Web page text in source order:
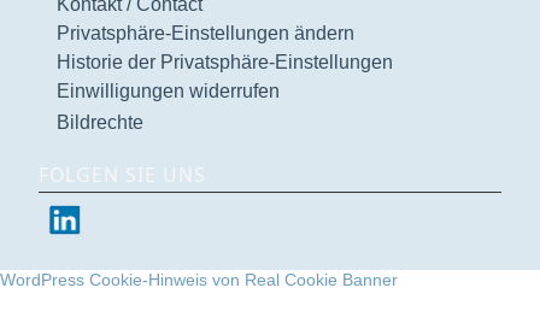
Kontakt / Contact
Privatsphäre-Einstellungen ändern
Historie der Privatsphäre-Einstellungen
Einwilligungen widerrufen
Bildrechte
FOLGEN SIE UNS
WordPress Cookie-Hinweis von Real Cookie Banner